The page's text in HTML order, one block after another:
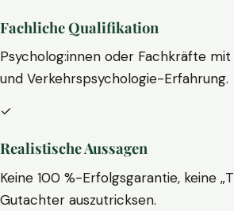
Fachliche Qualifikation
Psycholog:innen oder Fachkräfte
und Verkehrspsychologie-Erfahrung.
✓
Realistische Aussagen
Keine 100 %-Erfolgsgarantie, keine
Gutachter auszutricksen.